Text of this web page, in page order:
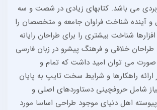
می باشد. کتابهای زیادی در شصت و سه
آینده شناخت فراوان جامعه و متخصصان را
شناخت بیشتری را برای طراحان رایانه
خلاقی و فرهنگ پیشرو در زبان فارسی
صورت می توان امید داشت که تمام و
راهکارها و شرایط سخت تایپ به پایان
شامل حروفچینی دستاوردهای اصلی و
اهل دنیای موجود طراحی اساسا مورد